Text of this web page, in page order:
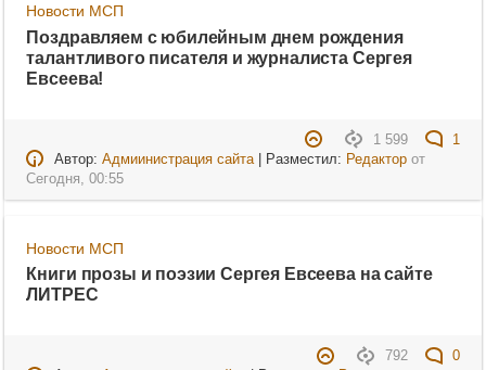
Новости МСП
Поздравляем с юбилейным днем рождения
талантливого писателя и журналиста Сергея
Евсеева!
1 599
1
Автор: Адмиинистрация сайта| Разместил: Редакторот
Сегодня, 00:55
Новости МСП
Книги прозы и поэзии Сергея Евсеева на сайте
ЛИТРЕС
792
0